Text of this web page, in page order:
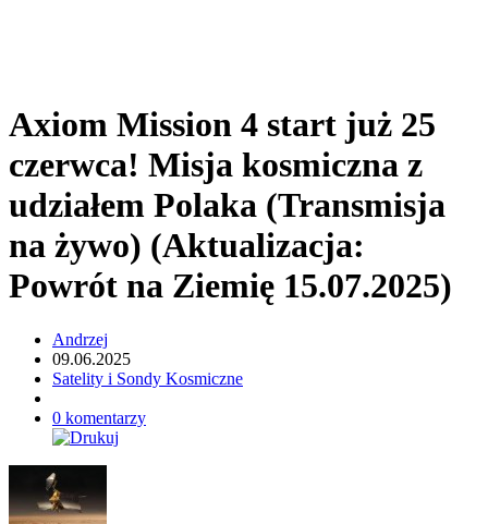
Axiom Mission 4 start już 25
czerwca! Misja kosmiczna z
udziałem Polaka (Transmisja
na żywo) (Aktualizacja:
Powrót na Ziemię 15.07.2025)
Andrzej
09.06.2025
Satelity i Sondy Kosmiczne
0 komentarzy